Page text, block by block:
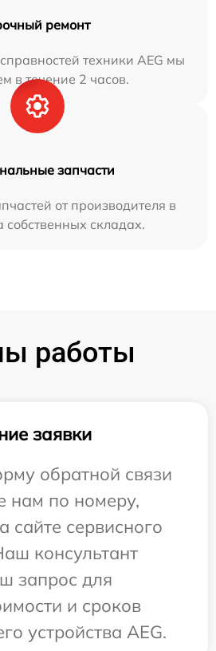
ремонт
техники AEG мы
в течение 2 часов.
запчасти
от производителя в
собственных складах.
работы
заявки
обратной связи
нам по номеру,
сайте сервисного
консультант
запрос для
и сроков
устройства AEG.